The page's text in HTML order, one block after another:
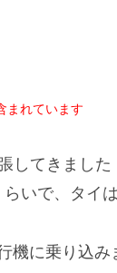
まれています
してきました
いで、タイ
機に乗り込み